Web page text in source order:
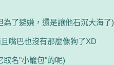
了避嫌，還是讓他石沉大海了)
嘴巴也沒有那麼像狗了XD
取名"小籠包"的呢)